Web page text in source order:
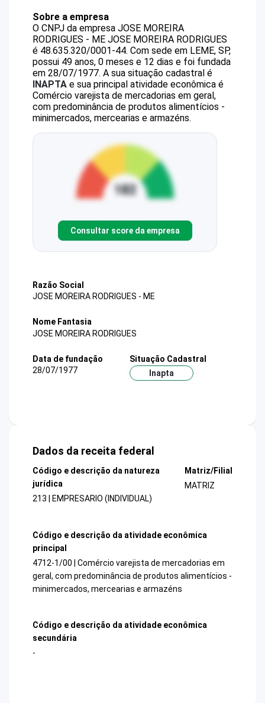
Sobre a empresa
O CNPJ da empresa JOSE MOREIRA
RODRIGUES - ME JOSE MOREIRA RODRIGUES
é 48.635.320/0001-44. Com sede em LEME, SP,
possui 49 anos, 0 meses e 12 dias e foi fundada
em 28/07/1977. A sua situação cadastral é
INAPTA e sua principal atividade econômica é
Comércio varejista de mercadorias em geral,
com predominância de produtos alimentícios -
minimercados, mercearias e armazéns.
Consultar score da empresa
Razão Social
JOSE MOREIRA RODRIGUES - ME
Nome Fantasia
JOSE MOREIRA RODRIGUES
Data de fundação
28/07/1977
Situação Cadastral
Inapta
Dados da receita federal
Código e descrição da natureza
jurídica
213 | EMPRESARIO (INDIVIDUAL)
Matriz/Filial
MATRIZ
Código e descrição da atividade econômica
principal
4712-1/00 | Comércio varejista de mercadorias em
geral, com predominância de produtos alimentícios -
minimercados, mercearias e armazéns
Código e descrição da atividade econômica
secundária
-